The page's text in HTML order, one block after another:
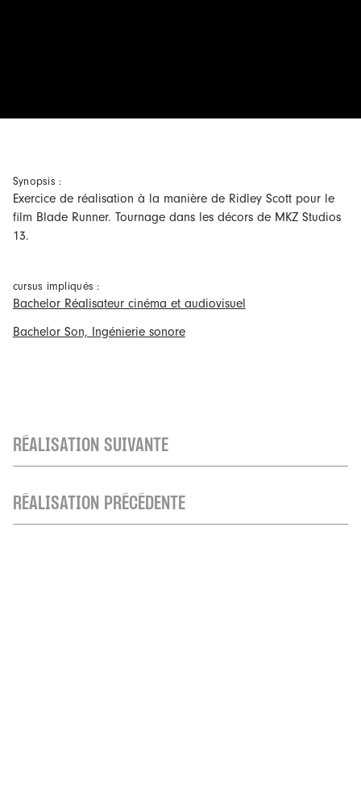
Synopsis :
Exercice de réalisation à la manière de Ridley Scott pour le
film Blade Runner. Tournage dans les décors de MKZ Studios
13.
cursus impliqués :
Bachelor Réalisateur cinéma et audiovisuel
Bachelor Son, Ingénierie sonore
RÉALISATION SUIVANTE
RÉALISATION PRÉCÉDENTE